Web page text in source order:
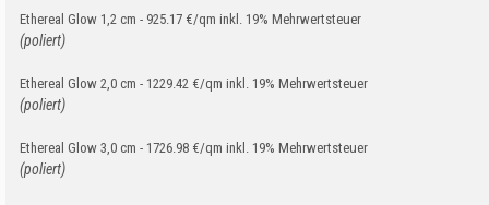
Ethereal Glow 1,2 cm - 925.17 €/qm inkl. 19% Mehrwertsteuer
(poliert)
Ethereal Glow 2,0 cm - 1229.42 €/qm inkl. 19% Mehrwertsteuer
(poliert)
Ethereal Glow 3,0 cm - 1726.98 €/qm inkl. 19% Mehrwertsteuer
(poliert)